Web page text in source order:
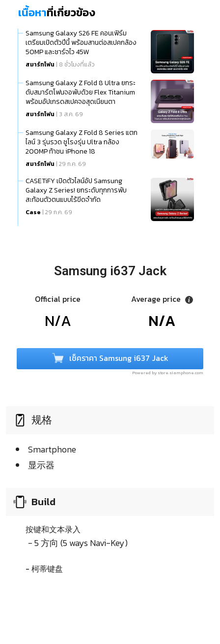
เนื้อหาที่เกี่ยวข้อง
Samsung Galaxy S26 FE คอนเฟิร์ม
เตรียมเปิดตัวปีนี้ พร้อมสานต่อสเปคกล้อง
50MP และชาร์จไว 45W
สมาร์ทโฟน | 8 ชั่วโมงที่แล้ว
Samsung Galaxy Z Fold 8 Ultra ยกระ
ดับสมาร์ตโฟนจอพับด้วย Flex Titanium
พร้อมอัปเกรดสเปคจอสุดเนียนตา
สมาร์ทโฟน | 3 ส.ค. 69
Samsung Galaxy Z Fold 8 Series แตก
ไลน์ 3 รุ่นรวด ชูโรงรุ่น Ultra กล้อง
200MP ท้าชน iPhone 18
สมาร์ทโฟน | 29 ก.ค. 69
CASETiFY เปิดตัวไลน์อัป Samsung
Galaxy Z Series! ยกระดับทุกการพับ
สะท้อนตัวตนแบบไร้ขีดจำกัด
Case | 29 ก.ค. 69
Samsung i637 Jack
Official price
N/A
Average price
N/A
เช็คราคา Samsung i637 Jack
Powered by store.siamphone.com
规格
Smartphone
显示器
Build
按键和文本录入
- 5 方向 (5 ways Navi-Key)
- 柯蒂键盘